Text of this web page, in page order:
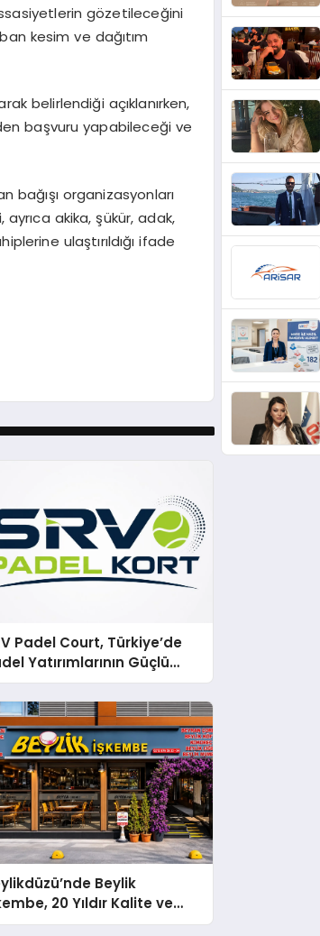
gözetileceğini
kesim ve dağıtım
belirlendiği açıklanırken,
başvuru yapabileceği ve
bağışı organizasyonları
akika, şükür, adak,
ulaştırıldığı ifade
Padel Court, Türkiye’de
Yatırımlarının Güçlü
Olmayı Sürdürüyor
Beylik
20 Yıldır Kalite ve
Değişmeyen Adresi